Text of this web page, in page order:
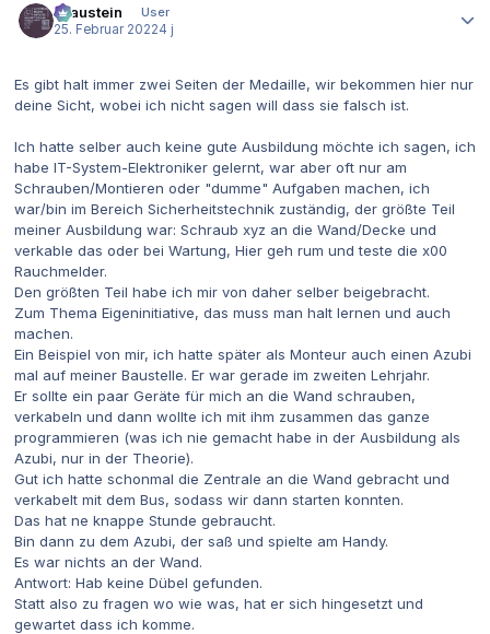
Graustein
User
25. Februar 20224 j
Es gibt halt immer zwei Seiten der Medaille, wir bekommen hier nur
deine Sicht, wobei ich nicht sagen will dass sie falsch ist.
Ich hatte selber auch keine gute Ausbildung möchte ich sagen, ich
habe IT-System-Elektroniker gelernt, war aber oft nur am
Schrauben/Montieren oder "dumme" Aufgaben machen, ich
war/bin im Bereich Sicherheitstechnik zuständig, der größte Teil
meiner Ausbildung war: Schraub xyz an die Wand/Decke und
verkable das oder bei Wartung, Hier geh rum und teste die x00
Rauchmelder.
Den größten Teil habe ich mir von daher selber beigebracht.
Zum Thema Eigeninitiative, das muss man halt lernen und auch
machen.
Ein Beispiel von mir, ich hatte später als Monteur auch einen Azubi
mal auf meiner Baustelle. Er war gerade im zweiten Lehrjahr.
Er sollte ein paar Geräte für mich an die Wand schrauben,
verkabeln und dann wollte ich mit ihm zusammen das ganze
programmieren (was ich nie gemacht habe in der Ausbildung als
Azubi, nur in der Theorie).
Gut ich hatte schonmal die Zentrale an die Wand gebracht und
verkabelt mit dem Bus, sodass wir dann starten konnten.
Das hat ne knappe Stunde gebraucht.
Bin dann zu dem Azubi, der saß und spielte am Handy.
Es war nichts an der Wand.
Antwort: Hab keine Dübel gefunden.
Statt also zu fragen wo wie was, hat er sich hingesetzt und
gewartet dass ich komme.